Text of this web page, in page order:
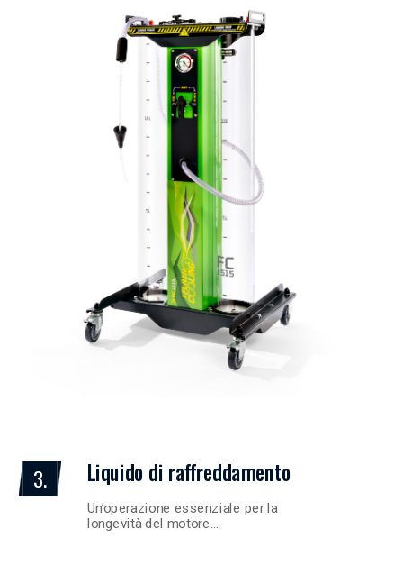
3. Liquido di raffreddamento
Un’operazione essenziale per la
longevità del motore…